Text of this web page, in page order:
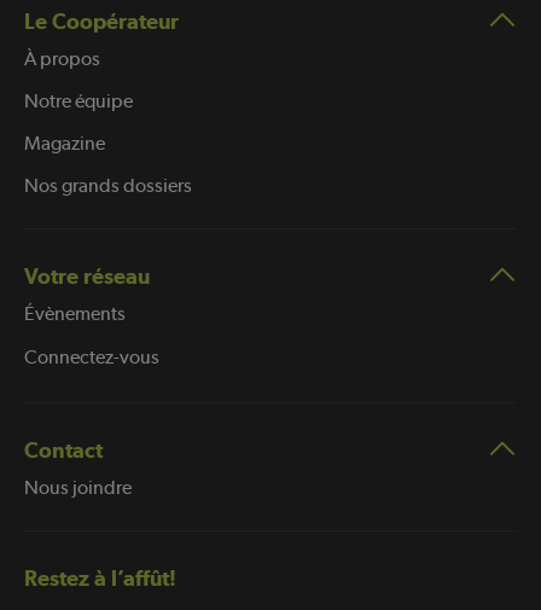
Le Coopérateur
À propos
Notre équipe
Magazine
Nos grands dossiers
Votre réseau
Évènements
Connectez-vous
Contact
Nous joindre
Restez à l’affût!